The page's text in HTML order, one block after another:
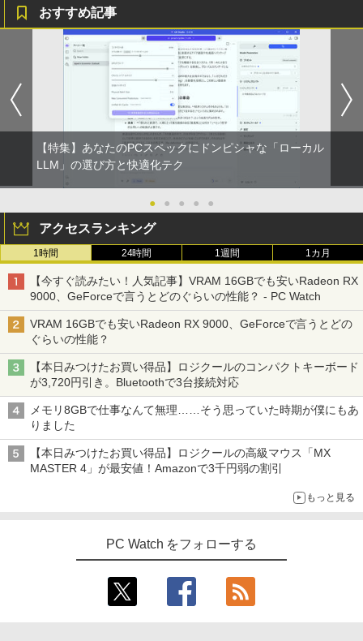
おすすめ記事
【特集】あなたのPCスペックにドンピシャな「ローカル
LLM」の選び方と快適化テク
● ● ● ● ●
アクセスランキング
1時間 24時間 1週間 1カ月
【今すぐ読みたい！人気記事】VRAM 16GBでも安いRadeon RX
9000、GeForceで言うとどのぐらいの性能？ - PC Watch
VRAM 16GBでも安いRadeon RX 9000、GeForceで言うとどの
ぐらいの性能？
【本日みつけたお買い得品】ロジクールのコンパクトキーボード
が3,720円引き。Bluetoothで3台接続対応
メモリ8GBで仕事なんて無理……そう思っていた時期が僕にもあ
りました
【本日みつけたお買い得品】ロジクールの高級マウス「MX
MASTER 4」が最安値！Amazonで3千円弱の割引
もっと見る
PC Watch をフォローする